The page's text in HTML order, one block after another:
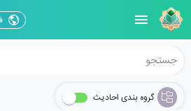
گروه بندی احادیث